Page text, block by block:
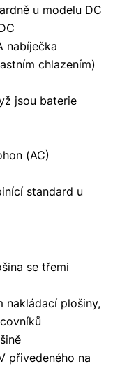
u modelu DC
nabíječka
chlazením)
jsou baterie
(AC)
standard u
se třemi
nakládací plošiny,
přivedeného na